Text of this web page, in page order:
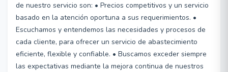
de nuestro servicio son: • Precios competitivos y un servicio
basado en la atención oportuna a sus requerimientos. •
Escuchamos y entendemos las necesidades y procesos de
cada cliente, para ofrecer un servicio de abastecimiento
eficiente, flexible y confiable. • Buscamos exceder siempre
las expectativas mediante la mejora continua de nuestros